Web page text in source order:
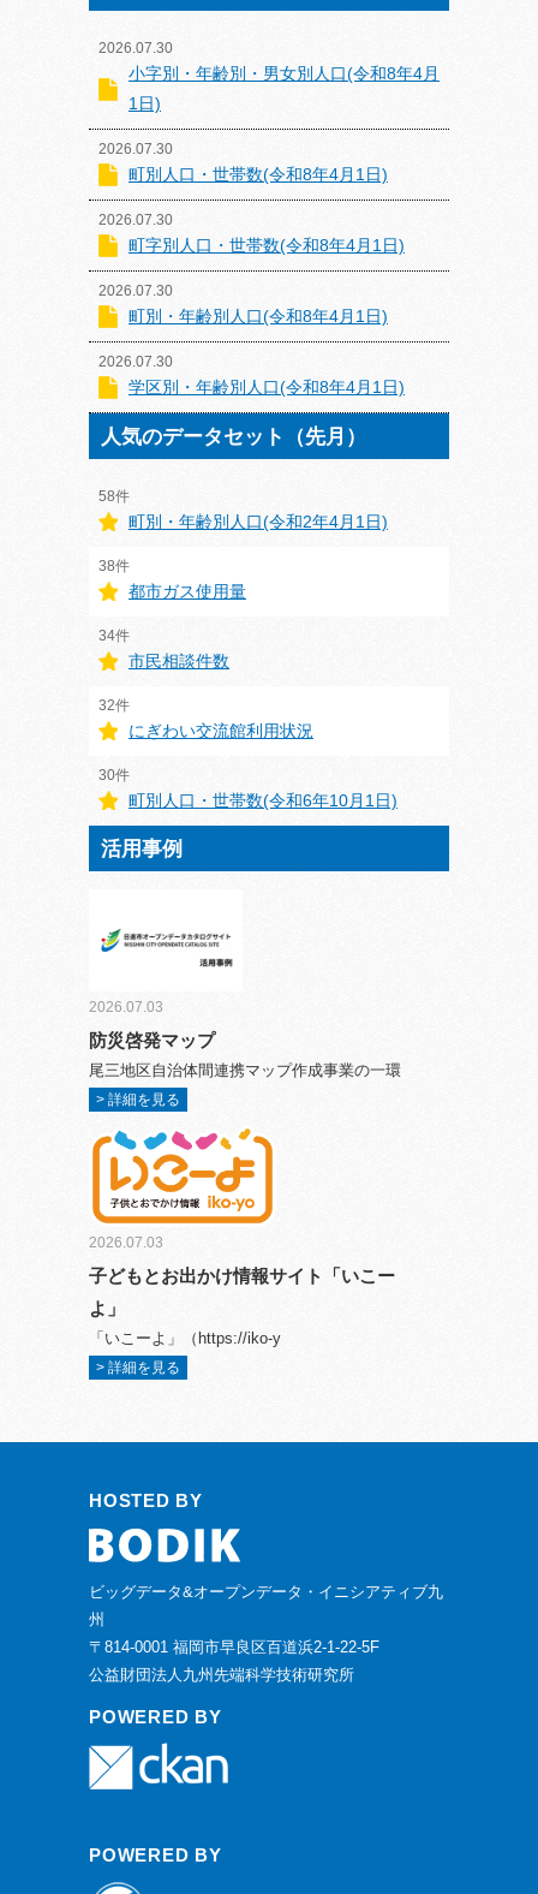
2026.07.30
小字別・年齢別・男女別人口(令和8年4月
1日)
2026.07.30
町別人口・世帯数(令和8年4月1日)
2026.07.30
町字別人口・世帯数(令和8年4月1日)
2026.07.30
町別・年齢別人口(令和8年4月1日)
2026.07.30
学区別・年齢別人口(令和8年4月1日)
人気のデータセット（先月）
58件
町別・年齢別人口(令和2年4月1日)
38件
都市ガス使用量
34件
市民相談件数
32件
にぎわい交流館利用状況
30件
町別人口・世帯数(令和6年10月1日)
活用事例
2026.07.03
防災啓発マップ
尾三地区自治体間連携マップ作成事業の一環
> 詳細を見る
2026.07.03
子どもとお出かけ情報サイト「いこー
よ」
「いこーよ」（https://iko-y
> 詳細を見る
HOSTED BY
ビッグデータ&オープンデータ・イニシアティブ九
州
〒814-0001 福岡市早良区百道浜2-1-22-5F
公益財団法人九州先端科学技術研究所
POWERED BY
POWERED BY